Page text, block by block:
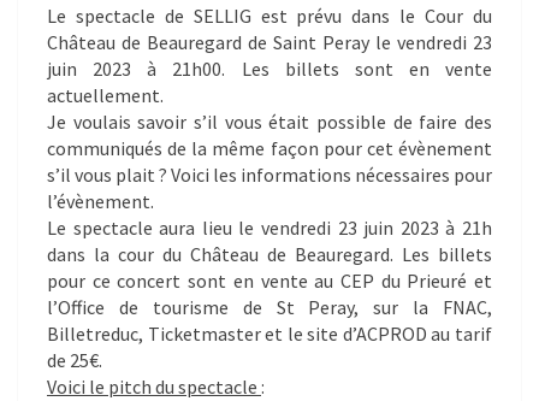
Le spectacle de SELLIG est prévu dans le Cour du
Château de Beauregard de Saint Peray le vendredi 23
juin 2023 à 21h00. Les billets sont en vente
actuellement.
Je voulais savoir s’il vous était possible de faire des
communiqués de la même façon pour cet évènement
s’il vous plait ? Voici les informations nécessaires pour
l’évènement.
Le spectacle aura lieu le vendredi 23 juin 2023 à 21h
dans la cour du Château de Beauregard. Les billets
pour ce concert sont en vente au CEP du Prieuré et
l’Office de tourisme de St Peray, sur la FNAC,
Billetreduc, Ticketmaster et le site d’ACPROD au tarif
de 25€.
Voici le pitch du spectacle :